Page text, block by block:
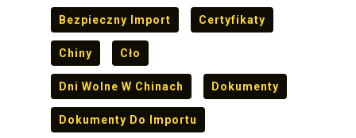
Bezpieczny Import Certyfikaty
Chiny Cło
Dni Wolne W Chinach Dokumenty
Dokumenty Do Importu